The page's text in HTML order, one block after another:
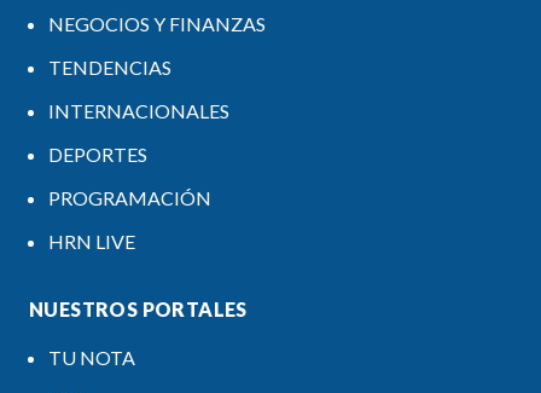
NEGOCIOS Y FINANZAS
TENDENCIAS
INTERNACIONALES
DEPORTES
PROGRAMACIÓN
HRN LIVE
NUESTROS PORTALES
TU NOTA